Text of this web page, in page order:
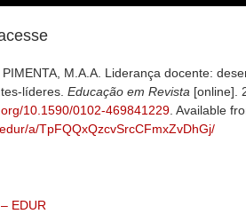
M.A.A. Liderança docente:
líderes. Educação em Revista [online].
10.1590/0102-469841229 . Available
a/TpFQQxQzcvSrcCFmxZvDhGj/
EDUR